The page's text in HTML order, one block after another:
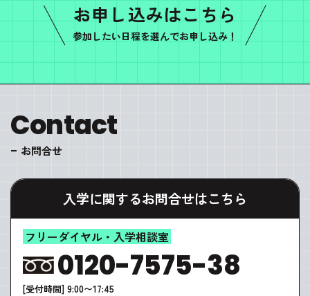
お申し込みはこちら
参加したい日程を選んでお申し込み！
Contact
お問合せ
入学に関するお問合せはこちら
フリーダイヤル・入学相談室
0120-7575-38
[受付時間] 9:00〜17:45